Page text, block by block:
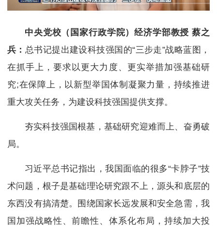
中央党校（国家行政学院）经济学部教授 蔡之
兵： 总书记提出建设科技强国的“三步走”战略蓝图，
在抓手上，要求以更大力度、更实举措加强基础研
究;在保障上，以新型举国体制凝聚力量，持续推进
重大攻关任务，为建设科技强国提供支撑。
夯实科技强国根基，基础研究迎难而上、奋勇破
局。
习近平总书记指出，我国面临的很多“卡脖子”技
术问题，根子是基础理论研究跟不上，源头和底层的
东西没有搞清楚。围绕国家长远发展和安全急需，我
国加强战略性、前瞻性、体系化布局，持续加大投